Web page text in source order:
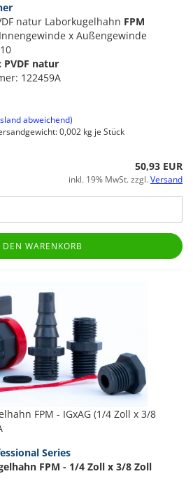
natur Laborkugelhahn FPM
x Außengewinde
natur
122459A
abweichend)
0,002 kg je Stück
50,93 EUR
inkl. 19% MwSt. zzgl.Versand
DEN WARENKORB
FPM - IGxAG (1/4 Zoll x 3/8
Series
FPM - 1/4 Zoll x 3/8 Zoll